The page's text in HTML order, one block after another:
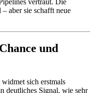
vertraut. Die
aber sie schafft neue
und
sich erstmals
deutliches Signal, wie sehr